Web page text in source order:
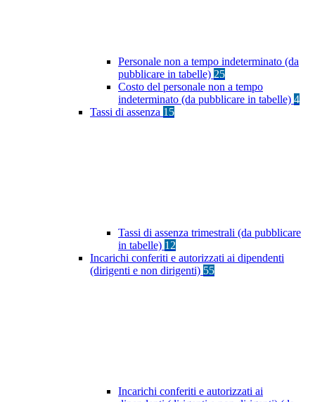
Personale non a tempo indeterminato (da
pubblicare in tabelle) 25
Costo del personale non a tempo
indeterminato (da pubblicare in tabelle) 4
Tassi di assenza 15
Tassi di assenza trimestrali (da pubblicare
in tabelle) 12
Incarichi conferiti e autorizzati ai dipendenti
(dirigenti e non dirigenti) 55
Incarichi conferiti e autorizzati ai